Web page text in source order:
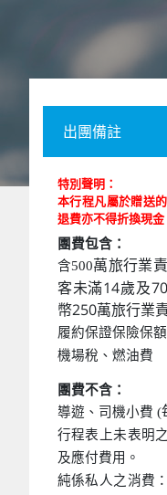
出團備註
特別聲明：
本行程凡屬於贈送
退費亦不得折換現
團費包含：
含500萬旅行業
客未滿14歲及
幣250萬旅行業
履約保證保險保
機場稅、燃油費
團費不含：
導遊、司機小費 (
行程表上未表明
及應付費用。
純係私人之消費